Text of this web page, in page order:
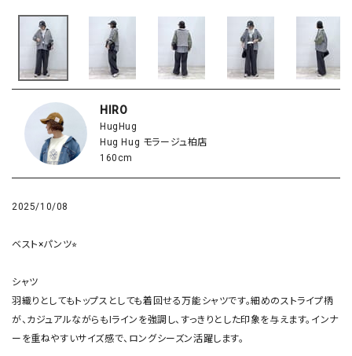
HIRO
HugHug
Hug Hug モラージュ柏店
160cm
2025/10/08
ベスト×パンツ⭐︎
シャツ
羽織りとしてもトップスとしても着回せる万能シャツです。細めのストライプ柄
が、カジュアルながらもIラインを強調し、すっきりとした印象を与えます。インナ
ーを重ねやすいサイズ感で、ロングシーズン活躍します。